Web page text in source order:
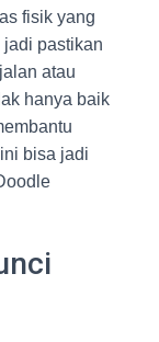
fisik yang
pastikan
atau
hanya baik
bisa jadi